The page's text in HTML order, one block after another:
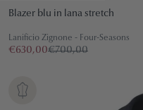
Blazer blu in lana stretch
Lanificio Zignone - Four-Seasons
€630,00€700,00